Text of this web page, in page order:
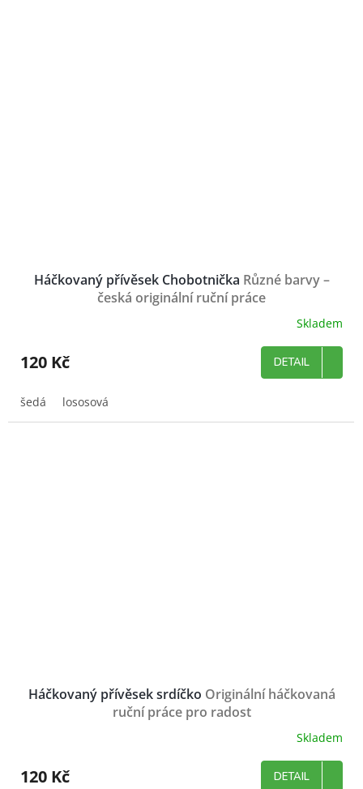
Háčkovaný přívěsek Chobotnička Různé barvy –
česká originální ruční práce
Skladem
120 Kč DETAIL
šedá lososová
Háčkovaný přívěsek srdíčko Originální háčkovaná
ruční práce pro radost
Skladem
120 Kč DETAIL